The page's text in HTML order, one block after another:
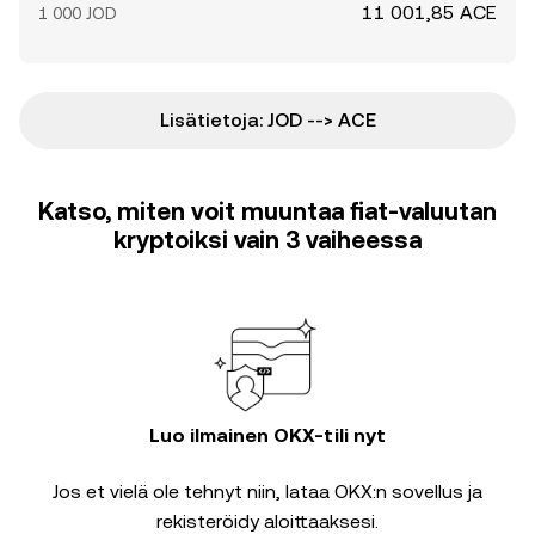
1 000 JOD 11 001,85 ACE
Lisätietoja: JOD --> ACE
Katso, miten voit muuntaa fiat-valuutan
kryptoiksi vain 3 vaiheessa
Luo ilmainen OKX-tili nyt
Jos et vielä ole tehnyt niin, lataa OKX:n sovellus ja
rekisteröidy aloittaaksesi.